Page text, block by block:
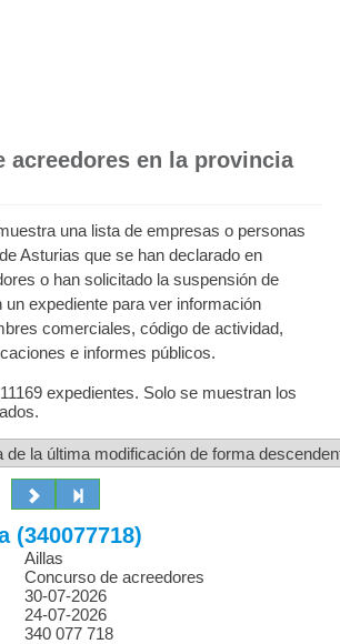
acreedores en la provincia
una lista de empresas o personas
Asturias que se han declarado en
o han solicitado la suspensión de
un expediente para ver información
comerciales, código de actividad,
e informes públicos.
expedientes. Solo se muestran los
(340077718)
Aillas
Concurso de acreedores
30-07-2026
24-07-2026
340 077 718